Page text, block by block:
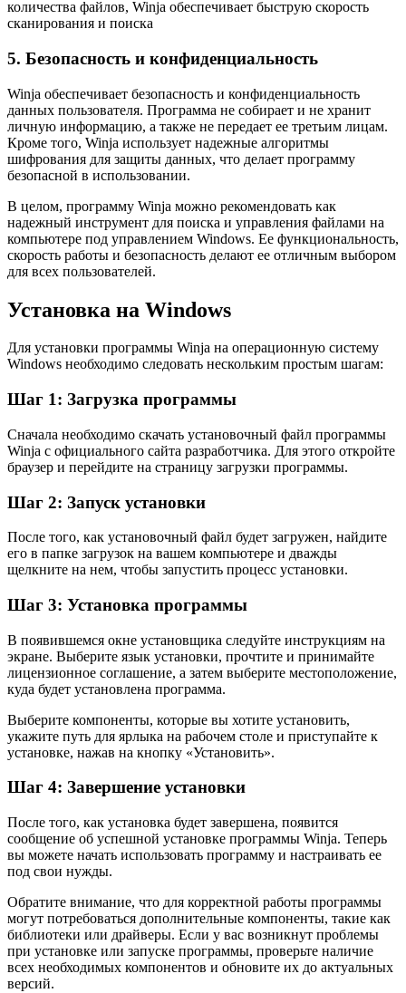
количества файлов, Winja обеспечивает быструю скорость
сканирования и поиска
5. Безопасность и конфиденциальность
Winja обеспечивает безопасность и конфиденциальность
данных пользователя. Программа не собирает и не хранит
личную информацию, а также не передает ее третьим лицам.
Кроме того, Winja использует надежные алгоритмы
шифрования для защиты данных, что делает программу
безопасной в использовании.
В целом, программу Winja можно рекомендовать как
надежный инструмент для поиска и управления файлами на
компьютере под управлением Windows. Ее функциональность,
скорость работы и безопасность делают ее отличным выбором
для всех пользователей.
Установка на Windows
Для установки программы Winja на операционную систему
Windows необходимо следовать нескольким простым шагам:
Шаг 1: Загрузка программы
Сначала необходимо скачать установочный файл программы
Winja с официального сайта разработчика. Для этого откройте
браузер и перейдите на страницу загрузки программы.
Шаг 2: Запуск установки
После того, как установочный файл будет загружен, найдите
его в папке загрузок на вашем компьютере и дважды
щелкните на нем, чтобы запустить процесс установки.
Шаг 3: Установка программы
В появившемся окне установщика следуйте инструкциям на
экране. Выберите язык установки, прочтите и принимайте
лицензионное соглашение, а затем выберите местоположение,
куда будет установлена программа.
Выберите компоненты, которые вы хотите установить,
укажите путь для ярлыка на рабочем столе и приступайте к
установке, нажав на кнопку «Установить».
Шаг 4: Завершение установки
После того, как установка будет завершена, появится
сообщение об успешной установке программы Winja. Теперь
вы можете начать использовать программу и настраивать ее
под свои нужды.
Обратите внимание, что для корректной работы программы
могут потребоваться дополнительные компоненты, такие как
библиотеки или драйверы. Если у вас возникнут проблемы
при установке или запуске программы, проверьте наличие
всех необходимых компонентов и обновите их до актуальных
версий.